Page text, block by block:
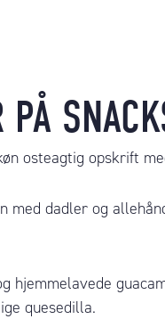
PÅ
osteagtig opskrift
med dadler og
hjemmelavede
quesedilla.